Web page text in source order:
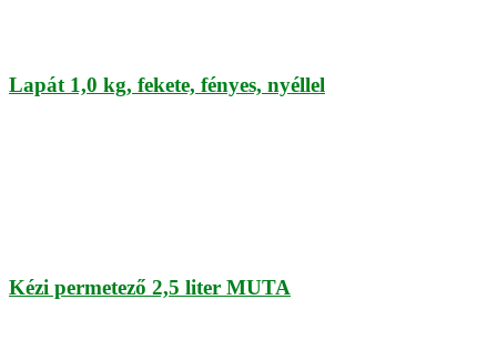
Lapát 1,0 kg, fekete, fényes, nyéllel
Kézi permetező 2,5 liter MUTA